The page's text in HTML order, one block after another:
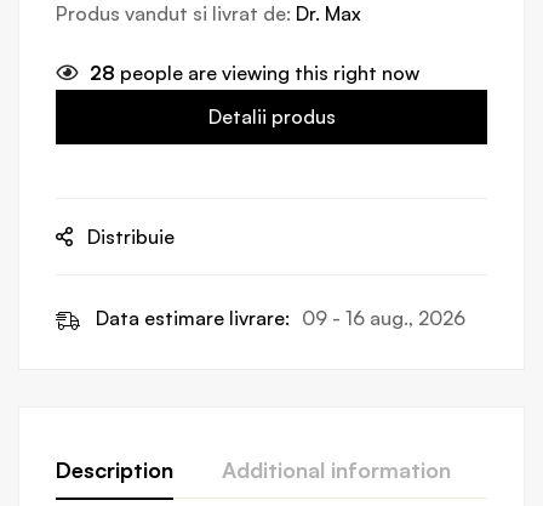
Produs vandut si livrat de: Dr. Max
28 people are viewing this right now
Detalii produs
Distribuie
Data estimare livrare: 09 - 16 aug., 2026
Description Additional information